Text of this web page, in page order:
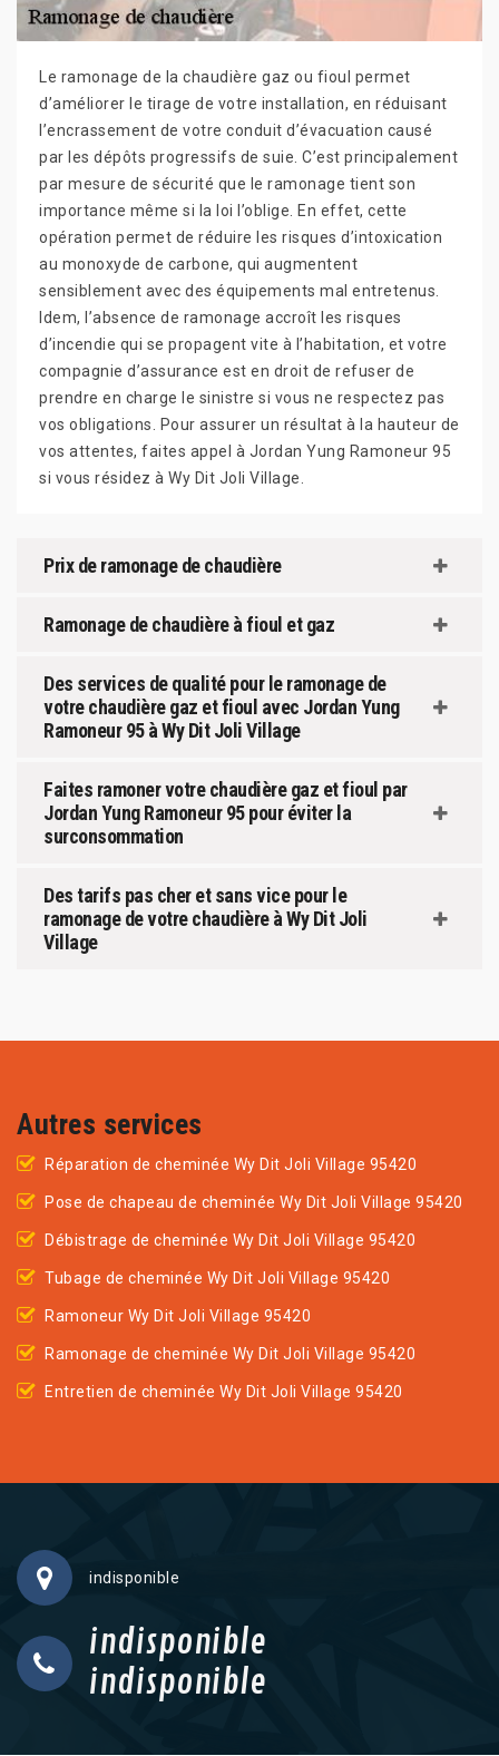
Le ramonage de la chaudière gaz ou fioul permet
d’améliorer le tirage de votre installation, en réduisant
l’encrassement de votre conduit d’évacuation causé
par les dépôts progressifs de suie. C’est principalement
par mesure de sécurité que le ramonage tient son
importance même si la loi l’oblige. En effet, cette
opération permet de réduire les risques d’intoxication
au monoxyde de carbone, qui augmentent
sensiblement avec des équipements mal entretenus.
Idem, l’absence de ramonage accroît les risques
d’incendie qui se propagent vite à l’habitation, et votre
compagnie d’assurance est en droit de refuser de
prendre en charge le sinistre si vous ne respectez pas
vos obligations. Pour assurer un résultat à la hauteur de
vos attentes, faites appel à Jordan Yung Ramoneur 95
si vous résidez à Wy Dit Joli Village.
Prix de ramonage de chaudière
Ramonage de chaudière à fioul et gaz
Des services de qualité pour le ramonage de
votre chaudière gaz et fioul avec Jordan Yung
Ramoneur 95 à Wy Dit Joli Village
Faites ramoner votre chaudière gaz et fioul par
Jordan Yung Ramoneur 95 pour éviter la
surconsommation
Des tarifs pas cher et sans vice pour le
ramonage de votre chaudière à Wy Dit Joli
Village
Autres services
Réparation de cheminée Wy Dit Joli Village 95420
Pose de chapeau de cheminée Wy Dit Joli Village 95420
Débistrage de cheminée Wy Dit Joli Village 95420
Tubage de cheminée Wy Dit Joli Village 95420
Ramoneur Wy Dit Joli Village 95420
Ramonage de cheminée Wy Dit Joli Village 95420
Entretien de cheminée Wy Dit Joli Village 95420
indisponible
indisponible
indisponible